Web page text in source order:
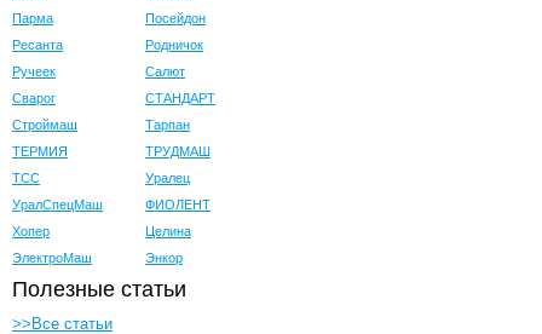
Парма
Посейдон
Ресанта
Родничок
Ручеек
Салют
Сварог
СТАНДАРТ
Строймаш
Тарпан
ТЕРМИЯ
ТРУДМАШ
ТСС
Уралец
УралСпецМаш
ФИОЛЕНТ
Хопер
Целина
ЭлектроМаш
Энкор
Полезные статьи
>>Все статьи